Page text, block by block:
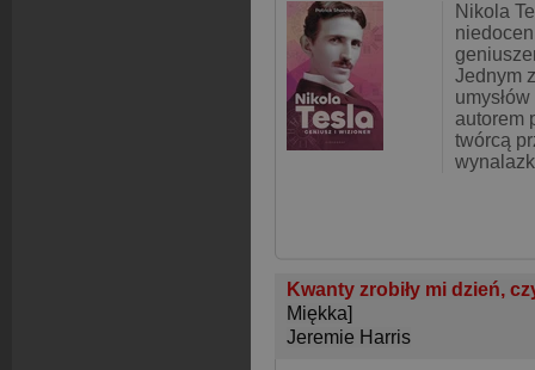
Nikola
Jednym
autorem
twórcą
Kwanty zrobiły mi dzień,
Miękka]
Jeremie Harris